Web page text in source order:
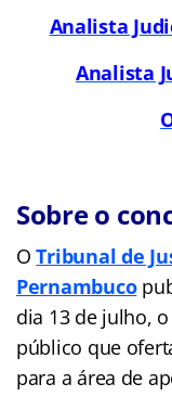
Analista
Analista
Sobre o
OTribunal de
Pernambuco
dia 13 de julho,
público que
para a área de